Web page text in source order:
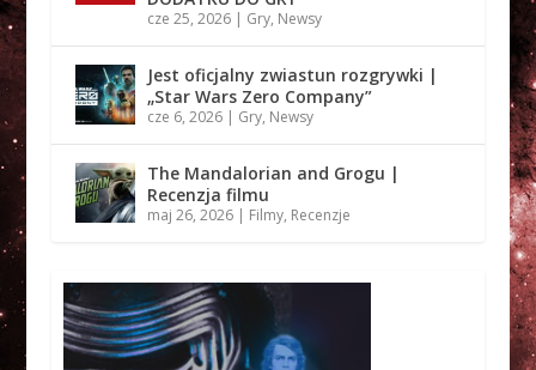
cze 25, 2026| Gry, Newsy
Jest oficjalny zwiastun rozgrywki |
„Star Wars Zero Company”
cze 6, 2026| Gry, Newsy
The Mandalorian and Grogu |
Recenzja filmu
maj 26, 2026| Filmy, Recenzje